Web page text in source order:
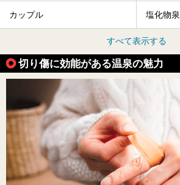
カップル 塩化物泉
すべて表示する
切り傷に効能がある温泉の魅力